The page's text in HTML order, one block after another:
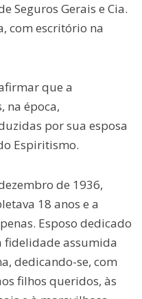
Seguros Gerais e Cia.
com escritório na
que a
na época,
por sua esposa
Espiritismo.
de 1936,
18 anos e a
Esposo dedicado
fidelidade assumida
dedicando-se, com
filhos queridos, às